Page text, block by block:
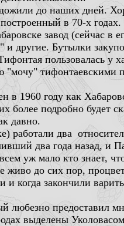
до наших дней.
в 70-х годах.
завод (сейчас в
другие. Бутылки
пользовалась у
"мочу"
в 1960 году как
подробно будет
давно.
работали два
два года назад, и
уж мало кто знает,
живо до сих пор,
когда закончили
любезно предоставил
выделены